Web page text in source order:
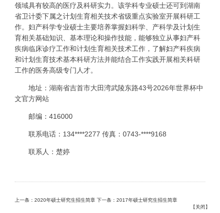
领域具有较高的医疗及科研实力。该学科专业硕士还可到湖南
省卫计委下属之计划生育相关技术省级重点实验室开展科研工
作。妇产科学专业硕士主要培养掌握妇科学、产科学及计划生
育相关基础知识、基本理论和操作技能，能够独立从事妇产科
疾病临床诊疗工作和计划生育相关技术工作，了解妇产科疾病
和计划生育技术基本科研方法并能结合工作实践开展相关科研
工作的医务高级专门人才。
地址：湖南省吉首市大田湾武陵东路43号2026年世界杯中
文官方网站
邮编：416000
联系电话：134****2277 传真：0743-****9168
联系人：楚婷
上一条：2020年硕士研究生招生简章 下一条：2017年硕士研究生招生简章
【关闭】